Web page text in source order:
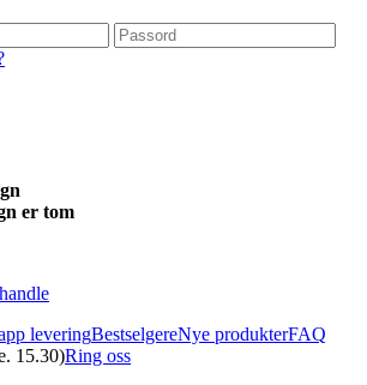
er tom
leveringBestselgereNye produkterFAQ
15.30)Ring oss